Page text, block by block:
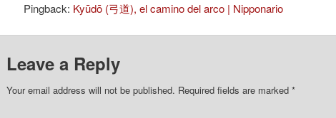
Pingback: Kyūdō (弓道), el camino del arco | Nipponario
Leave a Reply
Your email address will not be published. Required fields are marked *